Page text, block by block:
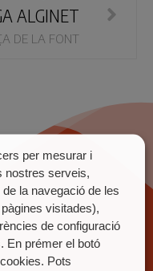
ALGINET
DE LA FONT
per mesurar i
nostres serveis,
la navegació de les
visitades),
de configuració
En prémer el botó
Pots